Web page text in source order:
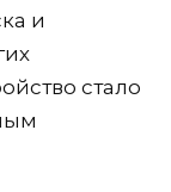
и
стало